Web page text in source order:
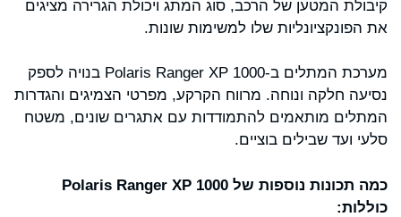
קיבולת המטען של הרכב, סוג המתג ויכולת הגרירה מציגים
את הפונקציונליות שלו למשימות שונות.
מערכת המתלים ב-Polaris Ranger XP 1000 בנויה לספק
נסיעה חלקה ונוחה. מרווח הקרקע, מפרטי הצמיגים והגדרות
המתלים מותאמים להתמודדות עם אתגרים שונים, משטח
סלעי ועד שבילים בוציים.
כמה תכונות נוספות של Polaris Ranger XP 1000
כוללות: